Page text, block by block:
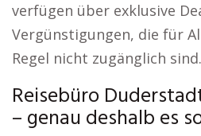
verfügen über exklusive
Vergünstigungen, die für
Regel nicht zugänglich sind.
Reisebüro
– genau deshalb es